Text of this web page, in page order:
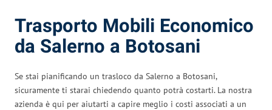
Trasporto Mobili Economico
da Salerno a Botosani
Se stai pianificando un trasloco da Salerno a Botosani,
sicuramente ti starai chiedendo quanto potrà costarti. La nostra
azienda è qui per aiutarti a capire meglio i costi associati a un